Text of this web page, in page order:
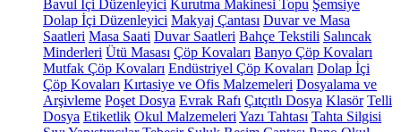
Bavul İçi Düzenleyici Kurutma Makinesi Topu Şemsiye
Dolap İçi Düzenleyici Makyaj Çantası Duvar ve Masa
Saatleri Masa Saati Duvar Saatleri Bahçe Tekstili Salıncak
Minderleri Ütü Masası Çöp Kovaları Banyo Çöp Kovaları
Mutfak Çöp Kovaları Endüstriyel Çöp Kovaları Dolap İçi
Çöp Kovaları Kırtasiye ve Ofis Malzemeleri Dosyalama ve
Arşivleme Poşet Dosya Evrak Rafı Çıtçıtlı Dosya Klasör Telli
Dosya Etiketlik Okul Malzemeleri Yazı Tahtası Tahta Silgisi